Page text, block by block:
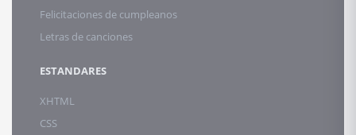
Felicitaciones de cumpleanos
Letras de canciones
ESTANDARES
XHTML
CSS